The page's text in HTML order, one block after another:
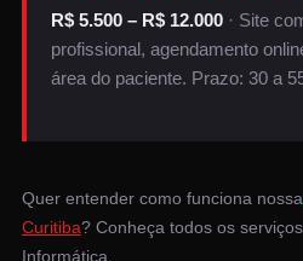
R$ 5.500 – R$ 12.000· Site
profissional, agendamento
área do paciente. Prazo: 30 a
Quer entender como funciona nossa
Curitiba? Conheça todos os
Informática.